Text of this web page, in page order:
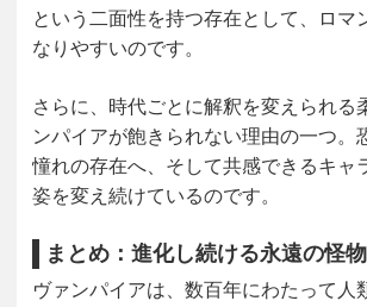
という二面性を持つ存在として、
ロマ
なりやすいのです。
さらに、時代ごとに解釈を変えられる
ンパイアが飽きられない理由の一つ。
憧れの存在へ、そして共感できるキャ
姿を変え続けているのです。
まとめ：進化し続ける永遠の怪物
ヴァンパイアは、数百年にわたって人